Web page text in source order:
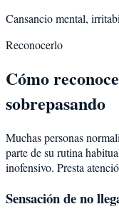
Cansancio mental,
Reconocerlo
Cómo
sobrepasando
Muchas personas
parte de su rutina
inofensivo. Presta
Sensación de no